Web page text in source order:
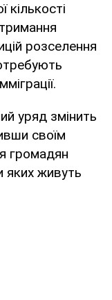
кількості
розселення
уряд змінить
своїм
громадян
яких живуть